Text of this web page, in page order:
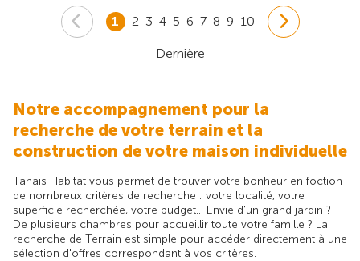
1 2 3 4 5 6 7 8 9 10
Dernière
Notre accompagnement pour la
recherche de votre terrain et la
construction de votre maison individuelle
Tanaïs Habitat vous permet de trouver votre bonheur en foction
de nombreux critères de recherche : votre localité, votre
superficie recherchée, votre budget... Envie d'un grand jardin ?
De plusieurs chambres pour accueillir toute votre famille ? La
recherche de Terrain est simple pour accéder directement à une
sélection d'offres correspondant à vos critères.